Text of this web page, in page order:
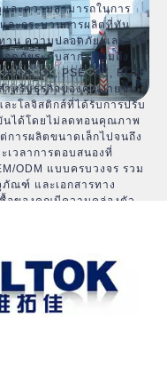
ละความสามารถในการ
ละกระบวนการผลิตที่ทัน
าน ความปลอดภัย และการ
ดภัยระดับสากล รวมถึง
UL, PSE, KC, RCM
ำหรับธุรกิจของคุณง่ายขึ้น
ะโลจิสติกส์ที่ได้รับการปรับ
นได้โดยไม่ลดทอนคุณภาพ
ารผลิตขนาดเล็กไปจนถึง
เวลาการตอบสนองที่
ODM แบบครบวงจร รวม
ภัณฑ์ และเอกสารทาง
อของคุณมีความคล่องตัว
เชื่อถือ ความยั่งยืน และการ
งการของคุณด้วยโซลูชันที่
สูงด้านประสิทธิภาพ ความ
การจ่าย ติดต่อเราหาก